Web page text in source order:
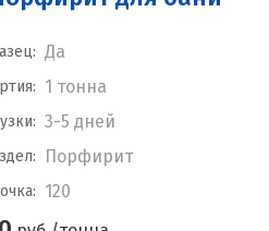
Да
1 тонна
3-5 дней
Порфирит
120